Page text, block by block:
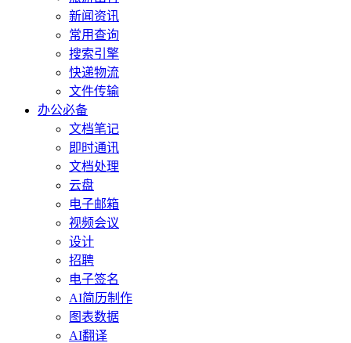
新闻资讯
常用查询
搜索引擎
快递物流
文件传输
办公必备
文档笔记
即时通讯
文档处理
云盘
电子邮箱
视频会议
设计
招聘
电子签名
AI简历制作
图表数据
AI翻译